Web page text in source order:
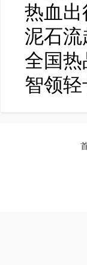
热血出
泥石
全国
智领轻